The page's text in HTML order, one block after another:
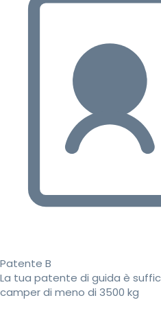
Patente B
La tua patente di guida è
camper di meno di 3500 kg